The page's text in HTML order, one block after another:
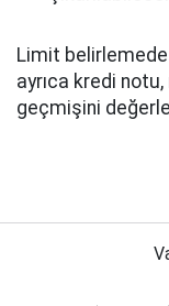
Limit
ayrıca kredi
geçmişini